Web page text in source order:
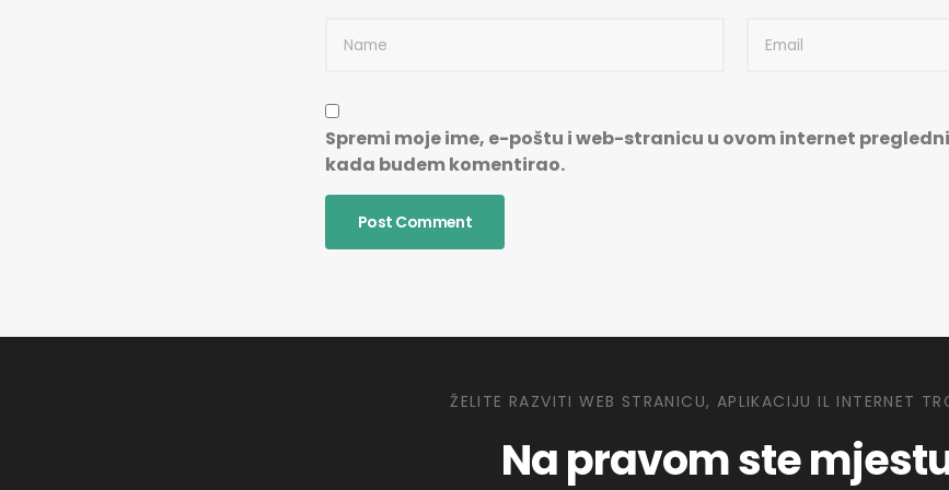
Spremi moje ime, e-poštu i web-stranicu u ovom internet
kada budem komentirao.
ŽELITE RAZVITI WEB STRANICU, APLIKACIJU IL INTERNET
Na pravom ste